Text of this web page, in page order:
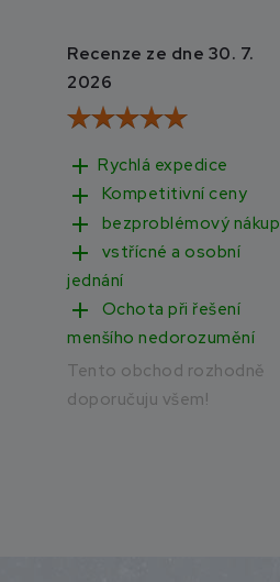
Recenze ze dne 30. 7.
2026
add Rychlá expedice
add Kompetitivní ceny
add bezproblémový nákup
add
vstřícné a osobní
jednání
add
Ochota při řešení
menšího nedorozumění
Tento obchod rozhodně
doporučuju všem!